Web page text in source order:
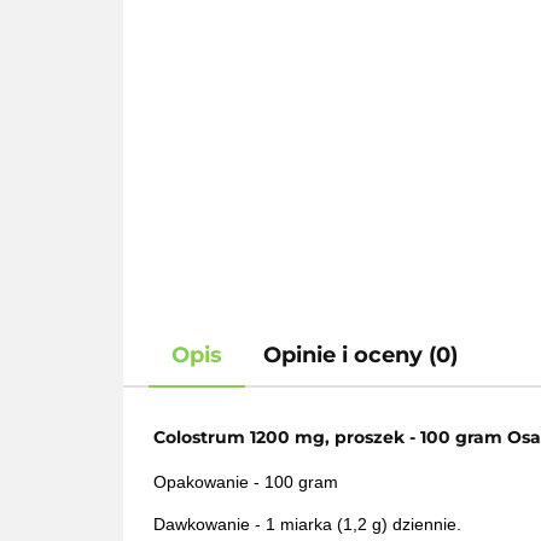
Opis Opinie i oceny (0)
Colostrum 1200 mg, proszek - 100 gram
Opakowanie - 100 gram
Dawkowanie - 1 miarka (1,2 g) dziennie.